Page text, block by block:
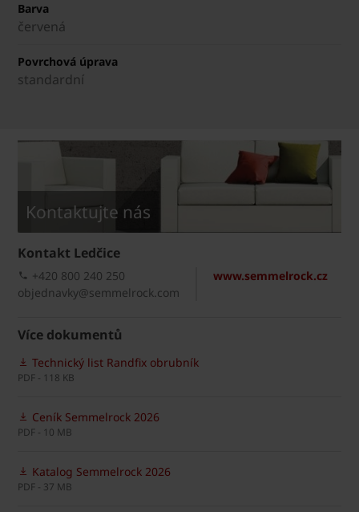
Barva
červená
Povrchová úprava
standardní
Kontaktujte nás
Kontakt Ledčice
www.semmelrock.cz
+420 800 240 250
objednavky@semmelrock.com
Více dokumentů
Technický list Randfix obrubník
PDF - 118 KB
Ceník Semmelrock 2026
PDF - 10 MB
Katalog Semmelrock 2026
PDF - 37 MB